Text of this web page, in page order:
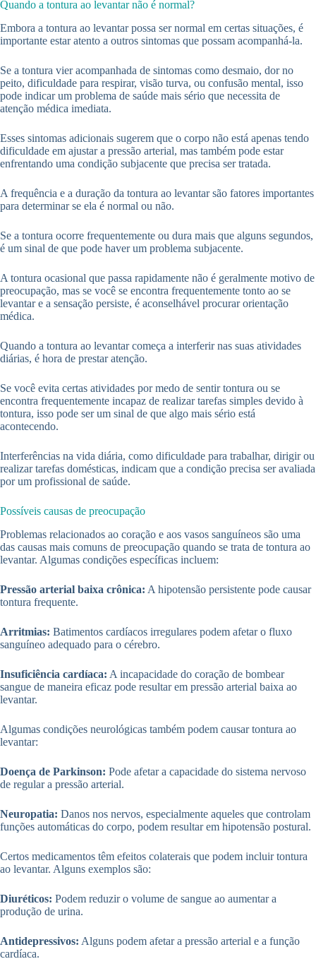
Quando a tontura ao levantar não é normal?
Embora a tontura ao levantar possa ser normal em certas situações, é
importante estar atento a outros sintomas que possam acompanhá-la.
Se a tontura vier acompanhada de sintomas como desmaio, dor no
peito, dificuldade para respirar, visão turva, ou confusão mental, isso
pode indicar um problema de saúde mais sério que necessita de
atenção médica imediata.
Esses sintomas adicionais sugerem que o corpo não está apenas tendo
dificuldade em ajustar a pressão arterial, mas também pode estar
enfrentando uma condição subjacente que precisa ser tratada.
A frequência e a duração da tontura ao levantar são fatores importantes
para determinar se ela é normal ou não.
Se a tontura ocorre frequentemente ou dura mais que alguns segundos,
é um sinal de que pode haver um problema subjacente.
A tontura ocasional que passa rapidamente não é geralmente motivo de
preocupação, mas se você se encontra frequentemente tonto ao se
levantar e a sensação persiste, é aconselhável procurar orientação
médica.
Quando a tontura ao levantar começa a interferir nas suas atividades
diárias, é hora de prestar atenção.
Se você evita certas atividades por medo de sentir tontura ou se
encontra frequentemente incapaz de realizar tarefas simples devido à
tontura, isso pode ser um sinal de que algo mais sério está
acontecendo.
Interferências na vida diária, como dificuldade para trabalhar, dirigir ou
realizar tarefas domésticas, indicam que a condição precisa ser avaliada
por um profissional de saúde.
Possíveis causas de preocupação
Problemas relacionados ao coração e aos vasos sanguíneos são uma
das causas mais comuns de preocupação quando se trata de tontura ao
levantar. Algumas condições específicas incluem:
Pressão arterial baixa crônica: A hipotensão persistente pode causar
tontura frequente.
Arritmias: Batimentos cardíacos irregulares podem afetar o fluxo
sanguíneo adequado para o cérebro.
Insuficiência cardíaca: A incapacidade do coração de bombear
sangue de maneira eficaz pode resultar em pressão arterial baixa ao
levantar.
Algumas condições neurológicas também podem causar tontura ao
levantar:
Doença de Parkinson: Pode afetar a capacidade do sistema nervoso
de regular a pressão arterial.
Neuropatia: Danos nos nervos, especialmente aqueles que controlam
funções automáticas do corpo, podem resultar em hipotensão postural.
Certos medicamentos têm efeitos colaterais que podem incluir tontura
ao levantar. Alguns exemplos são:
Diuréticos: Podem reduzir o volume de sangue ao aumentar a
produção de urina.
Antidepressivos: Alguns podem afetar a pressão arterial e a função
cardíaca.